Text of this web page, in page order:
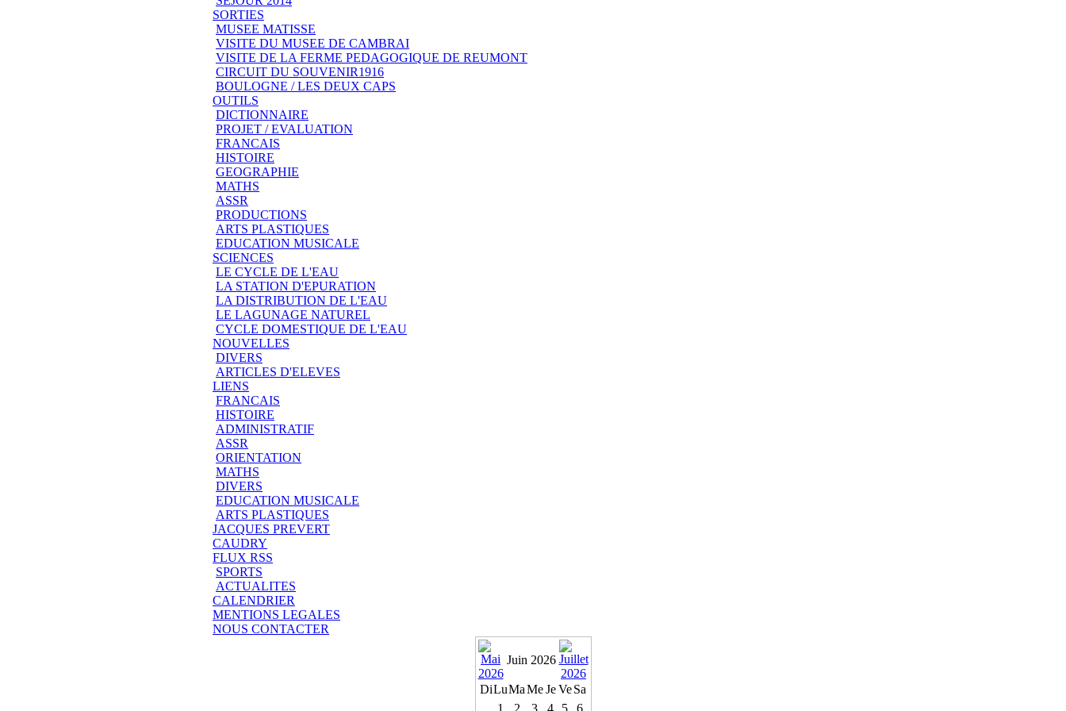
SORTIES
MUSEE MATISSE
VISITE DU MUSEE DE CAMBRAI
VISITE DE LA FERME PEDAGOGIQUE DE REUMONT
CIRCUIT DU SOUVENIR1916
BOULOGNE / LES DEUX CAPS
OUTILS
DICTIONNAIRE
PROJET / EVALUATION
FRANCAIS
HISTOIRE
GEOGRAPHIE
MATHS
ASSR
PRODUCTIONS
ARTS PLASTIQUES
EDUCATION MUSICALE
SCIENCES
LE CYCLE DE L'EAU
LA STATION D'EPURATION
LA DISTRIBUTION DE L'EAU
LE LAGUNAGE NATUREL
CYCLE DOMESTIQUE DE L'EAU
NOUVELLES
DIVERS
ARTICLES D'ELEVES
LIENS
FRANCAIS
HISTOIRE
ADMINISTRATIF
ASSR
ORIENTATION
MATHS
DIVERS
EDUCATION MUSICALE
ARTS PLASTIQUES
JACQUES PREVERT
CAUDRY
FLUX RSS
SPORTS
ACTUALITES
CALENDRIER
MENTIONS LEGALES
NOUS CONTACTER
Juin 2026
DiLuMaMe Je Ve Sa
1
2 3 4 5 6